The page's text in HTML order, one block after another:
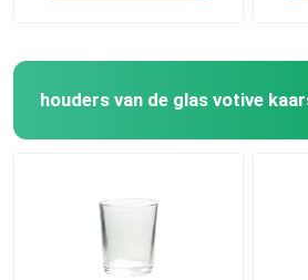
houders van de glas votive